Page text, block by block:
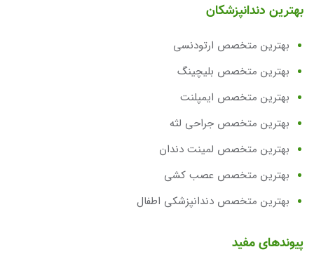
بهترین دندانپزشکان
بهترین متخصص ارتودنسی
بهترین متخصص بلیچینگ
بهترین متخصص ایمپلنت
بهترین متخصص جراحی لثه
بهترین متخصص لمینت دندان
بهترین متخصص عصب کشی
بهترین متخصص دندانپزشکی اطفال
پیوندهای مفید